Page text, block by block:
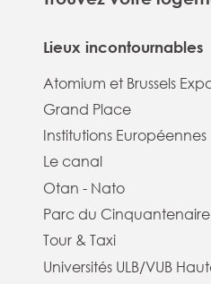
Lieux incontournables
Atomium et Brussels
Grand Place
Institutions Européennes
Le canal
Otan - Nato
Parc du Cinquantenaire
Tour & Taxi
Universités ULB/VUB